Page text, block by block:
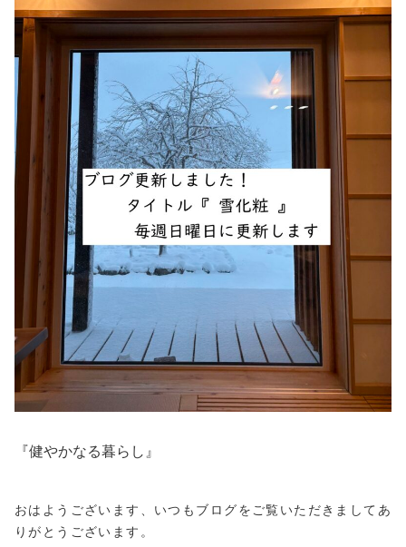
『健やかなる暮らし』
おはようございます、いつもブログをご覧いただきましてあ
りがとうございます。